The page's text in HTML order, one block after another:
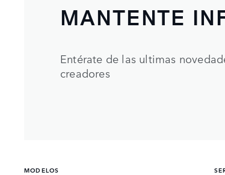
MANTENTE
Entérate de las ultimas
creadores
MODELOS